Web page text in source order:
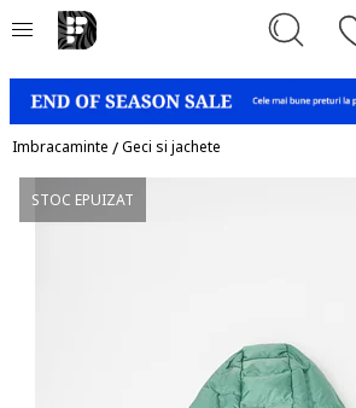
Imbracaminte /Geci si jachete
STOC EPUIZAT